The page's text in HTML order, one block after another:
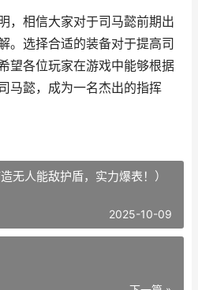
，相信大家对于司马懿前期出
。选择合适的装备对于提高司
望各位玩家在游戏中能够根据
马懿，成为一名杰出的指挥
无人能敌护盾，实力爆表！）
2025-10-09